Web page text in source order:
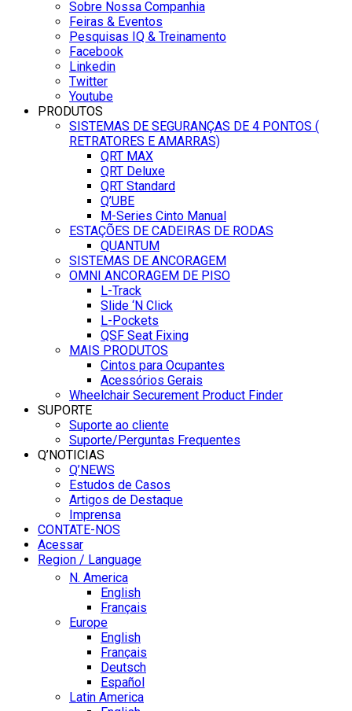
Sobre Nossa Companhia
Feiras & Eventos
Pesquisas IQ & Treinamento
Facebook
Linkedin
Twitter
Youtube
PRODUTOS
SISTEMAS DE SEGURANÇAS DE 4 PONTOS (
RETRATORES E AMARRAS)
QRT MAX
QRT Deluxe
QRT Standard
Q’UBE
M-Series Cinto Manual
ESTAÇÕES DE CADEIRAS DE RODAS
QUANTUM
SISTEMAS DE ANCORAGEM
OMNI ANCORAGEM DE PISO
L-Track
Slide ‘N Click
L-Pockets
QSF Seat Fixing
MAIS PRODUTOS
Cintos para Ocupantes
Acessórios Gerais
Wheelchair Securement Product Finder
SUPORTE
Suporte ao cliente
Suporte/Perguntas Frequentes
Q’NOTICIAS
Q’NEWS
Estudos de Casos
Artigos de Destaque
Imprensa
CONTATE-NOS
Acessar
Region / Language
N. America
English
Français
Europe
English
Français
Deutsch
Español
Latin America